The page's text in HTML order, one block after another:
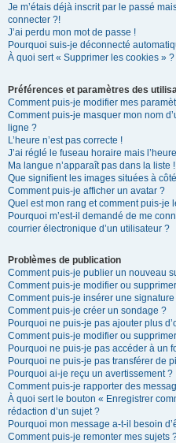
Je m’étais déjà inscrit par le passé
connecter ?!
J’ai perdu mon mot de passe !
Pourquoi suis-je déconnecté
À quoi sert « Supprimer les cookies » ?
Préférences et paramètres des
Comment puis-je modifier mes
Comment puis-je masquer mon nom
ligne ?
L’heure n’est pas correcte !
J’ai réglé le fuseau horaire mais
Ma langue n’apparaît pas dans la liste !
Que signifient les images situées à
Comment puis-je afficher un avatar ?
Quel est mon rang et comment puis-je
Pourquoi m’est-il demandé de me
courrier électronique d’un utilisateur ?
Problèmes de publication
Comment puis-je publier un nouveau
Comment puis-je modifier ou
Comment puis-je insérer une
Comment puis-je créer un sondage ?
Pourquoi ne puis-je pas ajouter plus
Comment puis-je modifier ou
Pourquoi ne puis-je pas accéder à un
Pourquoi ne puis-je pas transférer de
Pourquoi ai-je reçu un avertissement ?
Comment puis-je rapporter des
À quoi sert le bouton « Enregistrer
rédaction d’un sujet ?
Pourquoi mon message a-t-il besoin
Comment puis-je remonter mes sujets